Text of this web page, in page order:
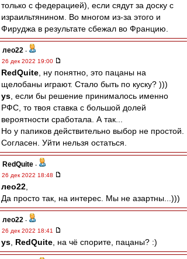
только с федерацией), если сядут за доску с
израильтянином. Во многом из-за этого и
Фируджа в результате сбежал во Францию.
лео22 -
26 дек 2022 19:00
RedQuite , ну понятно, это пацаны на
щелобаны играют. Стало быть по куску? )))
ys , если бы решение принималось именно
РФС, то твоя ставка с большой долей
вероятности сработала. А так...
Но у папиков действительно выбор не простой.
Согласен. Уйти нельзя остаться.
RedQuite -
26 дек 2022 18:48
лео22
Да просто так, на интерес. Мы не азартны...)))
лео22 -
26 дек 2022 18:41
ys RedQuite , на чё спорите, пацаны? :)